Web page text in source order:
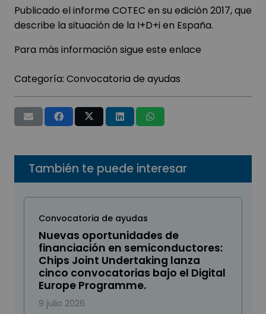
Publicado el informe COTEC en su edición 2017, que
describe la situación de la I+D+i en España.
Para más información sigue este enlace
Categoría: Convocatoria de ayudas
También te puede interesar
Convocatoria de ayudas
Nuevas oportunidades de
financiación en semiconductores:
Chips Joint Undertaking lanza
cinco convocatorias bajo el Digital
Europe Programme.
9 julio 2026